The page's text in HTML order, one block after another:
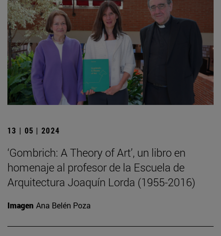
13 | 05 | 2024
‘Gombrich: A Theory of Art’, un libro en
homenaje al profesor de la Escuela de
Arquitectura Joaquín Lorda (1955-2016)
Imagen Ana Belén Poza